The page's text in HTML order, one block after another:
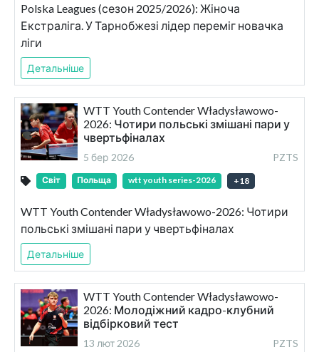
Polska Leagues (сезон 2025/2026): Жіноча
Екстраліга. У Тарнобжезі лідер переміг новачка
ліги
Детальніше
WTT Youth Contender Władysławowo-
2026: Чотири польські змішані пари у
чвертьфіналах
5 бер 2026 PZTS
Світ Польща wtt youth series-2026 +18
WTT Youth Contender Władysławowo-2026: Чотири
польські змішані пари у чвертьфіналах
Детальніше
WTT Youth Contender Władysławowo-
2026: Молодіжний кадро-клубний
відбірковий тест
13 лют 2026 PZTS